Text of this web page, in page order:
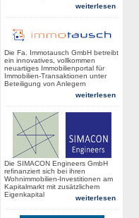
weiterlesen
Die Fa. Immotausch GmbH betreibt
ein innovatives, vollkommen
neuartiges Immobilienportal für
Immobilien-Transaktionen unter
Beteiligung von Anlegern
weiterlesen
Die SIMACON Engineers GmbH
refinanziert sich bei ihren
Wohnimmobilien-Investitionen am
Kapitalmarkt mit zusätzlichem
Eigenkapital
weiterlesen